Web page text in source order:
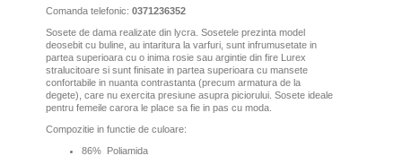
Comanda telefonic: 0371236352
Sosete de dama realizate din lycra. Sosetele prezinta model
deosebit cu buline, au intaritura la varfuri, sunt infrumusetate in
partea superioara cu o inima rosie sau argintie din fire Lurex
stralucitoare si sunt finisate in partea superioara cu mansete
confortabile in nuanta contrastanta (precum armatura de la
degete), care nu exercita presiune asupra piciorului. Sosete ideale
pentru femeile carora le place sa fie in pas cu moda.
Compozitie in functie de culoare:
86% Poliamida